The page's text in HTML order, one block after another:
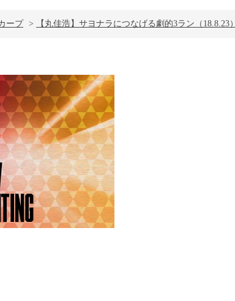
ープ > 【丸佳浩】サヨナラにつなげる劇的3ラン（18.8.23）